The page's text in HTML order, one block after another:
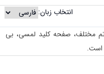
انتخاب زبان:
و تم مختلف، صفحه کلید لمسی، بی